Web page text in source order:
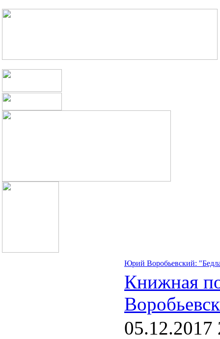
Юрий Воробьевский:
Книжная
05.12.2017